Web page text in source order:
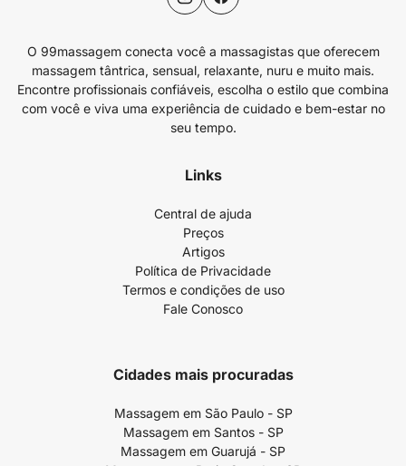
O 99massagem conecta você a massagistas que oferecem
massagem tântrica, sensual, relaxante, nuru e muito mais.
Encontre profissionais confiáveis, escolha o estilo que combina
com você e viva uma experiência de cuidado e bem-estar no
seu tempo.
Links
Central de ajuda
Preços
Artigos
Política de Privacidade
Termos e condições de uso
Fale Conosco
Cidades mais procuradas
Massagem em São Paulo - SP
Massagem em Santos - SP
Massagem em Guarujá - SP